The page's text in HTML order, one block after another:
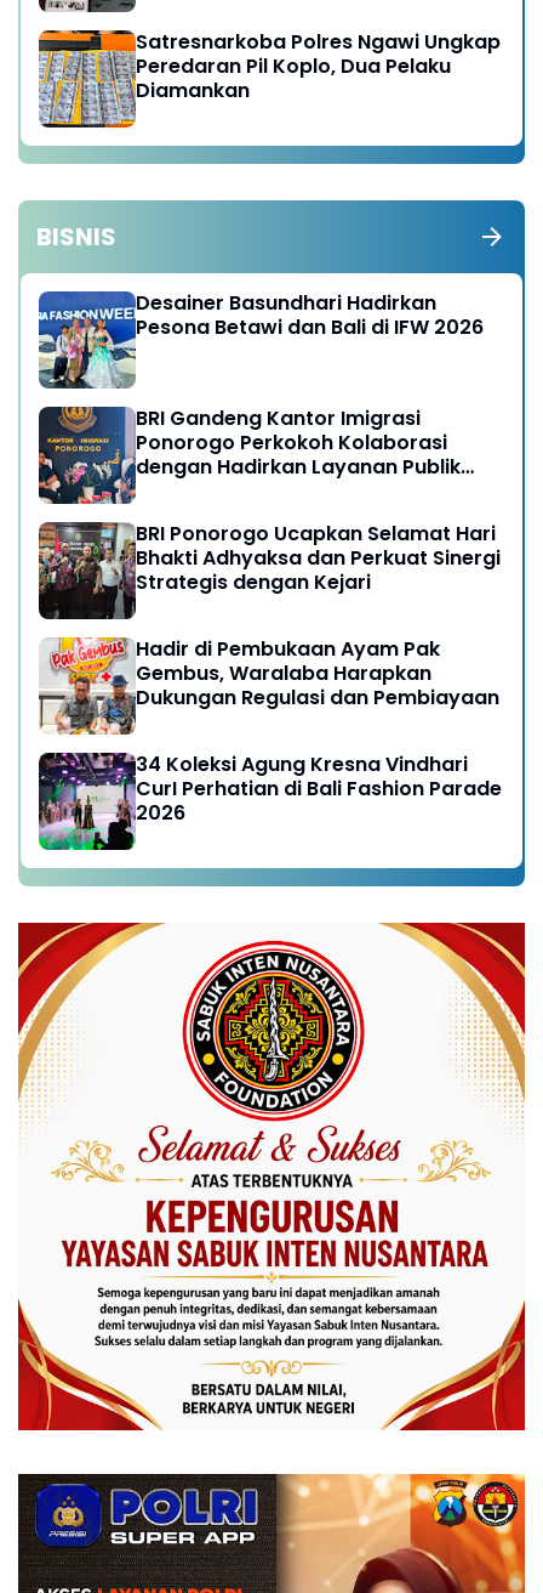
Satresnarkoba Polres Ngawi Ungkap
Peredaran Pil Koplo, Dua Pelaku
Diamankan
BISNIS
Desainer Basundhari Hadirkan
Pesona Betawi dan Bali di IFW 2026
BRI Gandeng Kantor Imigrasi
Ponorogo Perkokoh Kolaborasi
dengan Hadirkan Layanan Publik
BRI Ponorogo Ucapkan Selamat Hari
Bhakti Adhyaksa dan Perkuat Sinergi
Strategis dengan Kejari
Hadir di Pembukaan Ayam Pak
Gembus, Waralaba Harapkan
Dukungan Regulasi dan Pembiayaan
34 Koleksi Agung Kresna Vindhari
CurI Perhatian di Bali Fashion Parade
2026